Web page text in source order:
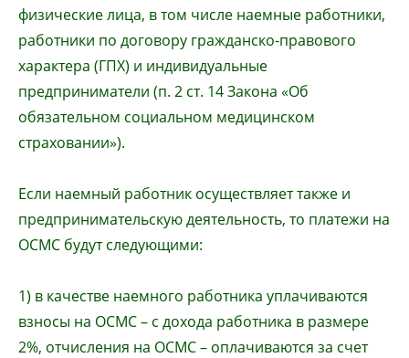
физические лица, в том числе наемные работники,
работники по договору гражданско-правового
характера (ГПХ) и индивидуальные
предприниматели (п. 2 ст. 14 Закона «Об
обязательном социальном медицинском
страховании»).
Если наемный работник осуществляет также и
предпринимательскую деятельность, то платежи на
ОСМС будут следующими:
1) в качестве наемного работника уплачиваются
взносы на ОСМС – с дохода работника в размере
2%, отчисления на ОСМС – оплачиваются за счет